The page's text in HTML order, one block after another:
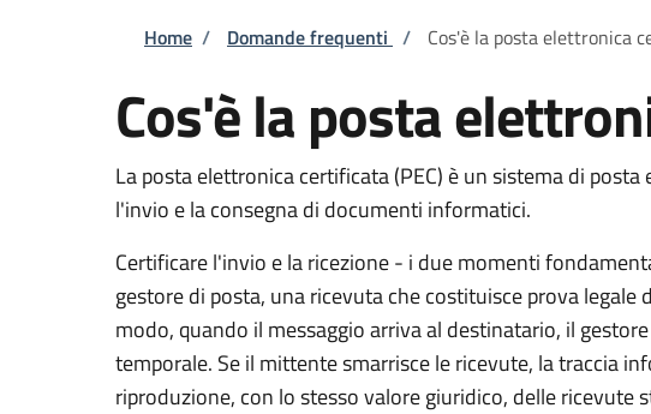
Briciole di pane
Home / Domande frequenti / Cos'è la posta elettronica
Cos'è la posta
La posta elettronica certificata (PEC) è un sistema di
l'invio e la consegna di documenti informatici.
Certificare l'invio e la ricezione - i due momenti
gestore di posta, una ricevuta che costituisce prova
modo, quando il messaggio arriva al destinatario, il
temporale. Se il mittente smarrisce le ricevute, la traccia
riproduzione, con lo stesso valore giuridico, delle ricevute